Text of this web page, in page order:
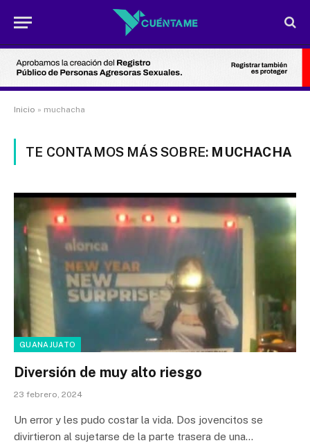
Inicio » muchacha
TE CONTAMOS MÁS SOBRE: MUCHACHA
GUANAJUATO
Diversión de muy alto riesgo
23 febrero, 2024
Un error y les pudo costar la vida. Dos jovencitos se
divirtieron al sujetarse de la parte trasera de una…